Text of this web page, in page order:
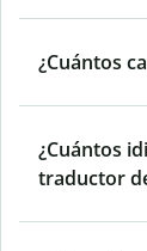
¿Cuántos
¿Cuántos
traductor